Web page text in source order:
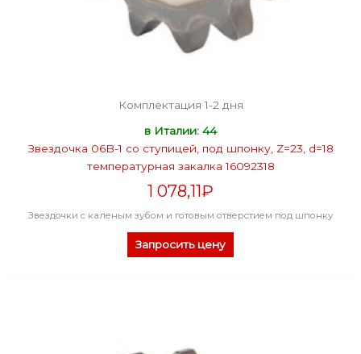
Комплектация 1-2 дня
в Италии: 44
Звездочка 06B-1 со ступицей, под шпонку, Z=23, d=18
температурная закалка 16092318
1 078,11₽
Звездочки с каленым зубом и готовым отверстием под шпонку
Запросить цену